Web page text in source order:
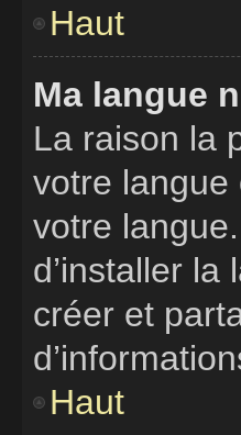
Haut
Ma langue
La raison la
votre langue
votre
d’installer la
créer et
Haut